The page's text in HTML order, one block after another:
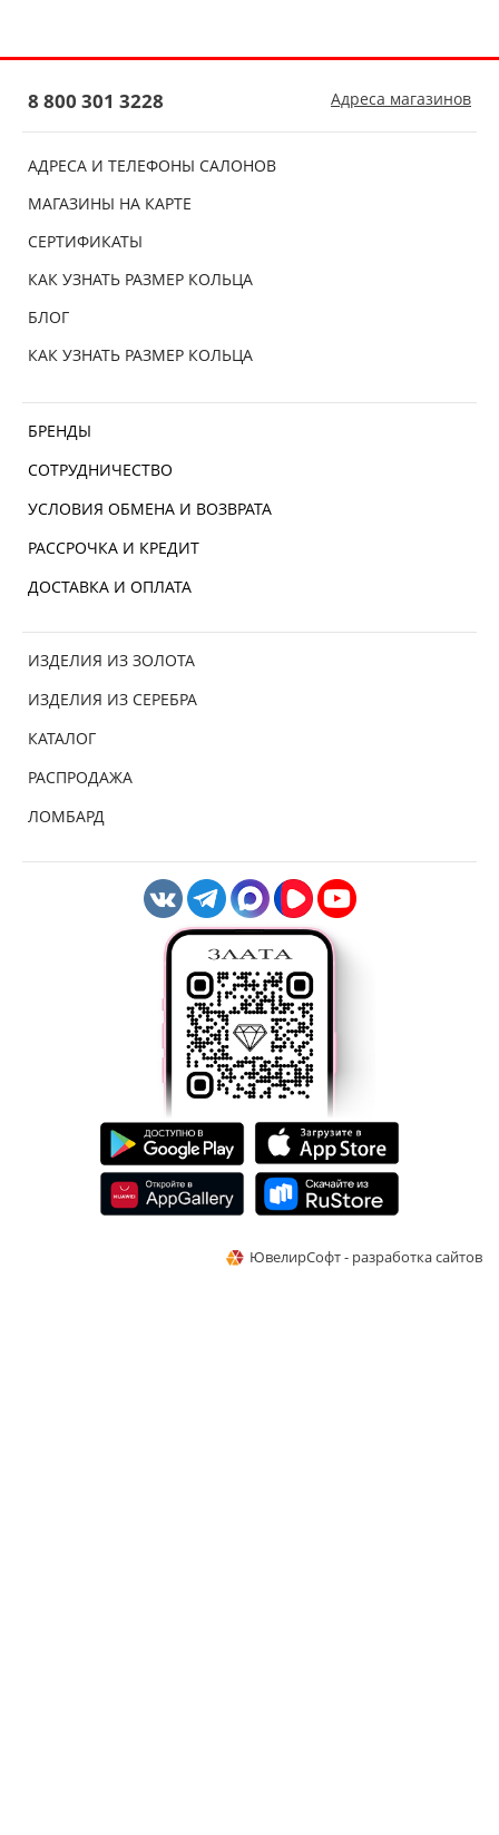
АДРЕСА И ТЕЛЕФОНЫ САЛОНОВ
МАГАЗИНЫ НА КАРТЕ
СЕРТИФИКАТЫ
КАК УЗНАТЬ РАЗМЕР КОЛЬЦА
БЛОГ
КАК УЗНАТЬ РАЗМЕР КОЛЬЦА
БРЕНДЫ
СОТРУДНИЧЕСТВО
УСЛОВИЯ ОБМЕНА И ВОЗВРАТА
РАССРОЧКА И КРЕДИТ
ДОСТАВКА И ОПЛАТА
ИЗДЕЛИЯ ИЗ ЗОЛОТА
ИЗДЕЛИЯ ИЗ СЕРЕБРА
КАТАЛОГ
РАСПРОДАЖА
ЛОМБАРД
8 800 301 3228 Адреса магазинов
ЮвелирСофт - разработка сайтов